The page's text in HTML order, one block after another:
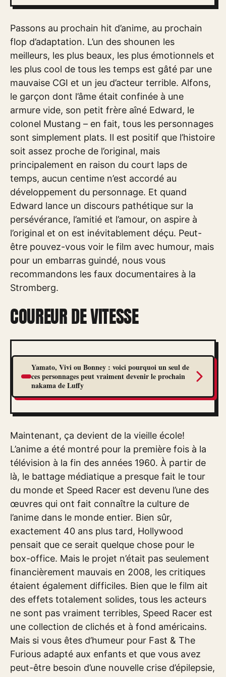
Passons au prochain hit d’anime, au prochain
flop d’adaptation. L’un des shounen les
meilleurs, les plus beaux, les plus émotionnels et
les plus cool de tous les temps est gâté par une
mauvaise CGI et un jeu d’acteur terrible. Alfons,
le garçon dont l’âme était confinée à une
armure vide, son petit frère aîné Edward, le
colonel Mustang – en fait, tous les personnages
sont simplement plats. Il est positif que l’histoire
soit assez proche de l’original, mais
principalement en raison du court laps de
temps, aucun centime n’est accordé au
développement du personnage. Et quand
Edward lance un discours pathétique sur la
persévérance, l’amitié et l’amour, on aspire à
l’original et on est inévitablement déçu. Peut-
être pouvez-vous voir le film avec humour, mais
pour un embarras guindé, nous vous
recommandons les faux documentaires à la
Stromberg.
COUREUR DE VITESSE
Yamato, Vivi ou Bonney : voici pourquoi un seul de
ces personnages peut vraiment devenir le prochain
nakama de Luffy
Maintenant, ça devient de la vieille école!
L’anime a été montré pour la première fois à la
télévision à la fin des années 1960. À partir de
là, le battage médiatique a presque fait le tour
du monde et Speed ​​Racer est devenu l’une des
œuvres qui ont fait connaître la culture de
l’anime dans le monde entier. Bien sûr,
exactement 40 ans plus tard, Hollywood
pensait que ce serait quelque chose pour le
box-office. Mais le projet n’était pas seulement
financièrement mauvais en 2008, les critiques
étaient également difficiles. Bien que le film ait
des effets totalement solides, tous les acteurs
ne sont pas vraiment terribles, Speed ​​Racer est
une collection de clichés et à fond américains.
Mais si vous êtes d’humeur pour Fast & The
Furious adapté aux enfants et que vous avez
peut-être besoin d’une nouvelle crise d’épilepsie,